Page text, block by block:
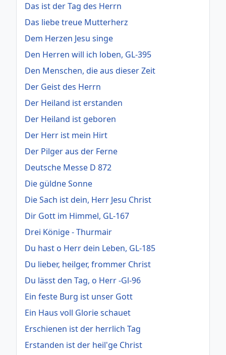
Das ist der Tag des Herrn
Das liebe treue Mutterherz
Dem Herzen Jesu singe
Den Herren will ich loben, GL-395
Den Menschen, die aus dieser Zeit
Der Geist des Herrn
Der Heiland ist erstanden
Der Heiland ist geboren
Der Herr ist mein Hirt
Der Pilger aus der Ferne
Deutsche Messe D 872
Die güldne Sonne
Die Sach ist dein, Herr Jesu Christ
Dir Gott im Himmel, GL-167
Drei Könige - Thurmair
Du hast o Herr dein Leben, GL-185
Du lieber, heilger, frommer Christ
Du lässt den Tag, o Herr -Gl-96
Ein feste Burg ist unser Gott
Ein Haus voll Glorie schauet
Erschienen ist der herrlich Tag
Erstanden ist der heil'ge Christ